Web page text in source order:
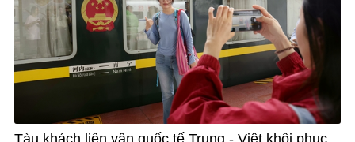
Tàu khách liên vận quốc tế Trung - Việt khôi phục